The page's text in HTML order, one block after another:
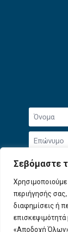
Σεβόμαστε
Χρησιμοποιούμε
περιήγησής
διαφημίσεις ή
επισκεψιμότητά
«Αποδοχή
Όνομα
Επώνυμο
Email
*
Αποδοχή
όρων
χρήσης
*
Όρους
Εγγραφή